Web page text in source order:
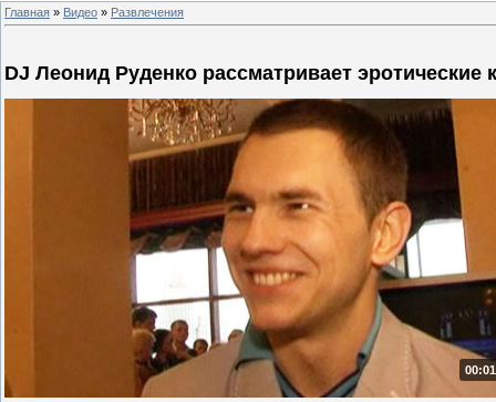
Главная » Видео » Развлечения
DJ Леонид Руденко рассматривает эротические